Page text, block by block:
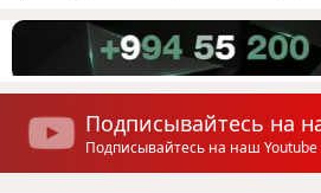
Подписывайтесь на
Подписывайтесь на наш Youtube